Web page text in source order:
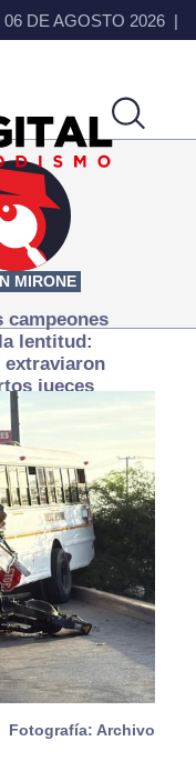
06 DE AGOSTO 2026
MIRONE
campeones
lentitud:
extraviaron
jueces
Fotografía: Archivo